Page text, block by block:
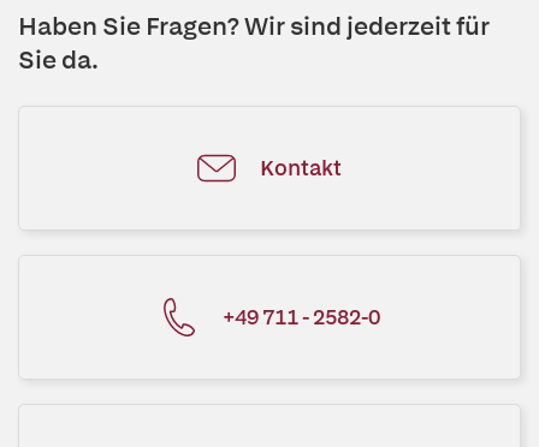
Haben Sie Fragen? Wir sind jederzeit für
Sie da.
Kontakt
+49 711 - 2582-0